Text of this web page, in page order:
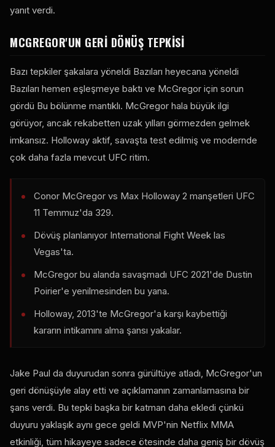
yanıt verdi.
MCGREGOR'UN GERI DÖNÜŞ TEPKISI
Bazı tepkiler şakalara yöneldi Bazıları heyecana yöneldi
Bazıları hemen eşleşmeye baktı ve McGregor için sorun
gördü Bu bölünme mantıklı. McGregor hala büyük ilgi
görüyor, ancak rekabetten uzak yılları görmezden gelmek
imkansız. Holloway aktif, savaşta test edilmiş ve modernde
çok daha fazla mevcut UFC ritim.
Conor McGregor vs Max Holloway 2 manşetleri UFC
11 Temmuz'da 329.
Dövüş planlanıyor International Fight Week las
Vegas'ta.
McGregor bu alanda savaşmadı UFC 2021'de Dustin
Poirier'e yenilmesinden bu yana.
Holloway, 2013'te McGregor'a karşı kaybettiği
kararın intikamını alma şansı yakalar.
Jake Paul da duyurudan sonra gürültüye atladı, McGregor'un
geri dönüşüyle alay etti ve açıklamanın zamanlamasına bir
şans verdi. Bu tepki başka bir katman daha ekledi çünkü
duyuru yaklaşık aynı gece geldi MVP'nin Netflix MMA
etkinliği, tüm hikayeye sadece ötesinde daha geniş bir dövüş